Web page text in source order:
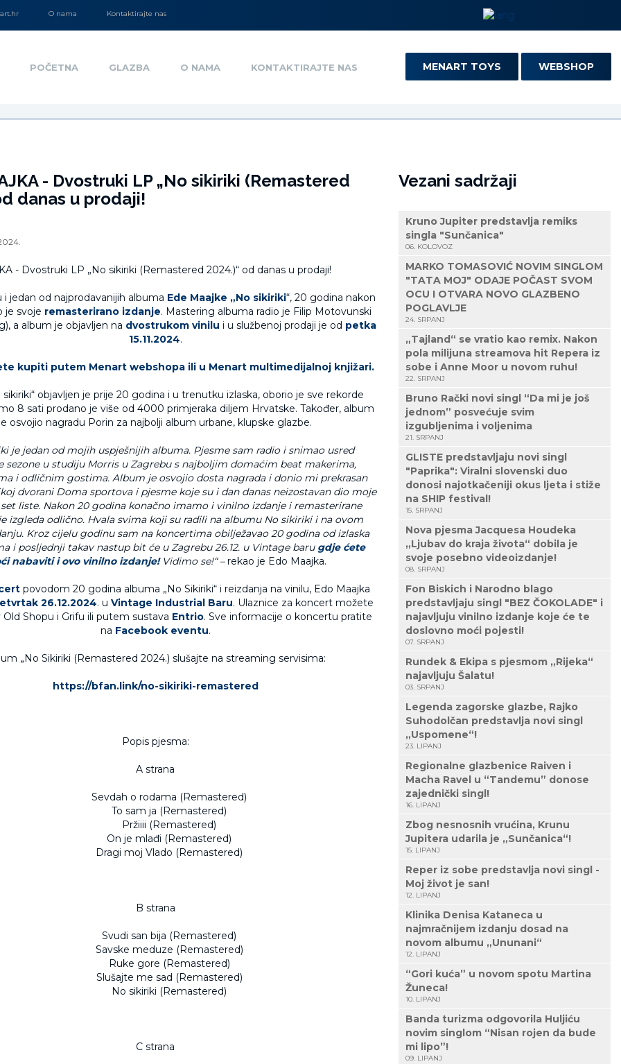
O nama Kontaktirajte nas
POČETNA GLAZBA O NAMA KONTAKTIRAJTE NAS MENART TOYS WEBSHOP
- Dvostruki LP „No sikiriki (Remastered
danas u prodaji!
jedan od najprodavanijih albuma Ede Maajke „No sikiriki“, 20 godina nakon
je svoje remasterirano izdanje. Mastering albuma radio je Filip Motovunski
a album je objavljen na dvostrukom vinilu i u službenoj prodaji je od petka
15.11.2024.
kupiti putem Menart webshopaili u Menart multimedijalnoj knjižari.
objavljen je prije 20 godina i u trenutku izlaska, oborio je sve rekorde
8 sati prodano je više od 4000 primjeraka diljem Hrvatske. Također, album
osvojio nagradu Porin za najbolji album urbane, klupske glazbe.
je jedan od mojih uspješnijih albuma. Pjesme sam radio i snimao usred
sezone u studiju Morris u Zagrebu s najboljim domaćim beat makerima,
i odličnim gostima. Album je osvojio dosta nagrada i donio mi prekrasan
dvorani Doma sportova i pjesme koje su i dan danas neizostavan dio moje
liste. Nakon 20 godina konačno imamo i vinilno izdanje i remasterirane
izgleda odlično. Hvala svima koji su radili na albumu No sikiriki i na ovom
Kroz cijelu godinu sam na koncertima obilježavao 20 godina od izlaska
i posljednji takav nastup bit će u Zagrebu 26.12. u Vintage baru gdje ćete
nabaviti i ovo vinilno izdanje!Vidimo se!“ –rekao je Edo Maajka.
povodom 20 godina albuma „No Sikiriki“ i reizdanja na vinilu, Edo Maajka
26.12.2024. u Vintage Industrial Baru. Ulaznice za koncert možete
Shopu i Grifu ili putem sustava Entrio. Sve informacije o koncertu pratite
na Facebook eventu.
„No Sikiriki (Remastered 2024.) slušajte na streaming servisima:
https://bfan.link/no-sikiriki-remastered
Popis pjesma:
A strana
Sevdah o rodama (Remastered)
To sam ja (Remastered)
Pržiiii (Remastered)
On je mlađi (Remastered)
Dragi moj Vlado (Remastered)
B strana
Svudi san bija (Remastered)
Savske meduze (Remastered)
Ruke gore (Remastered)
Slušajte me sad (Remastered)
No sikiriki (Remastered)
C strana
Vezani sadržaji
Kruno Jupiter predstavlja remiks
singla "Sunčanica"
06. KOLOVOZ
MARKO TOMASOVIĆ NOVIM SINGLOM
"TATA MOJ" ODAJE POČAST SVOM
OCU I OTVARA NOVO GLAZBENO
POGLAVLJE
24. SRPANJ
„Tajland“ se vratio kao remix. Nakon
pola milijuna streamova hit Repera iz
sobe i Anne Moor u novom ruhu!
22. SRPANJ
Bruno Rački novi singl “Da mi je još
jednom” posvećuje svim
izgubljenima i voljenima
21. SRPANJ
GLISTE predstavljaju novi singl
"Paprika": Viralni slovenski duo
donosi najotkačeniji okus ljeta i stiže
na SHIP festival!
15. SRPANJ
Nova pjesma Jacquesa Houdeka
„Ljubav do kraja života“ dobila je
svoje posebno videoizdanje!
08. SRPANJ
Fon Biskich i Narodno blago
predstavljaju singl "BEZ ČOKOLADE" i
najavljuju vinilno izdanje koje će te
doslovno moći pojesti!
07. SRPANJ
Rundek & Ekipa s pjesmom „Rijeka“
najavljuju Šalatu!
03. SRPANJ
Legenda zagorske glazbe, Rajko
Suhodolčan predstavlja novi singl
„Uspomene“!
23. LIPANJ
Regionalne glazbenice Raiven i
Macha Ravel u “Tandemu” donose
zajednički singl!
16. LIPANJ
Zbog nesnosnih vrućina, Krunu
Jupitera udarila je „Sunčanica“!
15. LIPANJ
Reper iz sobe predstavlja novi singl -
Moj život je san!
12. LIPANJ
Klinika Denisa Kataneca u
najmračnijem izdanju dosad na
novom albumu „Ununani“
12. LIPANJ
“Gori kuća” u novom spotu Martina
Žuneca!
10. LIPANJ
Banda turizma odgovorila Huljiću
novim singlom “Nisan rojen da bude
mi lipo”!
09. LIPANJ